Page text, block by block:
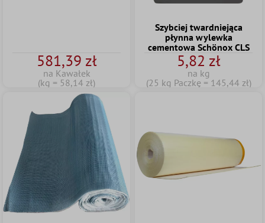
581,39 zł
na Kawałek
(kg = 58,14 zł)
Szybciej twardniejąca
płynna wylewka
cementowa Schönox CLS
5,82 zł
na kg
(25 kg Paczkę = 145,44 zł)